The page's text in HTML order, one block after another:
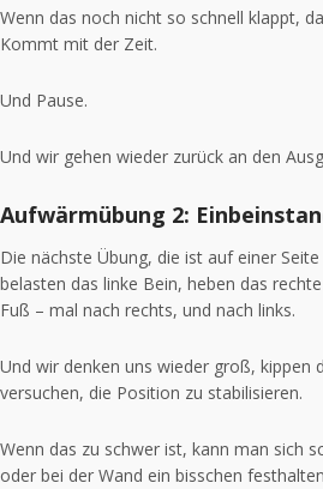
Wenn das noch nicht so schnell klappt,
Kommt mit der Zeit.
Und Pause.
Und wir gehen wieder zurück an den
Aufwärmübung 2:
Die nächste Übung, die ist auf einer
belasten das linke Bein, heben das
Fuß – mal nach rechts, und nach links.
Und wir denken uns wieder groß, kippen
versuchen, die Position zu stabilisieren.
Wenn das zu schwer ist, kann man sich
oder bei der Wand ein bisschen